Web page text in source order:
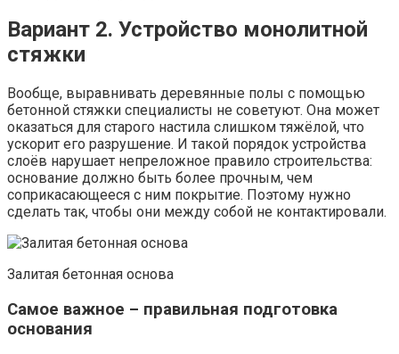
Вариант 2. Устройство монолитной
стяжки
Вообще, выравнивать деревянные полы с помощью
бетонной стяжки специалисты не советуют. Она может
оказаться для старого настила слишком тяжёлой, что
ускорит его разрушение. И такой порядок устройства
слоёв нарушает непреложное правило строительства:
основание должно быть более прочным, чем
соприкасающееся с ним покрытие. Поэтому нужно
сделать так, чтобы они между собой не контактировали.
Залитая бетонная основа
Самое важное – правильная подготовка
основания